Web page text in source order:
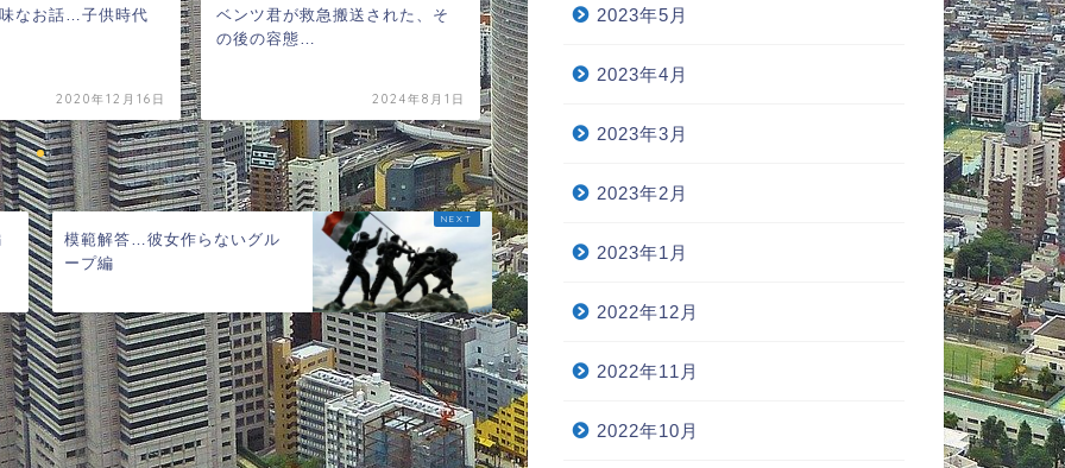
なお話…子供時代
2020年12月16日
ベンツ君が救急搬送された、そ
の後の容態…
2024年8月1日
欲しいのモノと必要なモノの相
違と対価②一人に1台自動車編
自分の車趣味なお話…子供時代
2020年12月16日
模範解答…彼女作らないグル
ープ編
2023年5月
2023年4月
2023年3月
2023年2月
2023年1月
2022年12月
2022年11月
2022年10月